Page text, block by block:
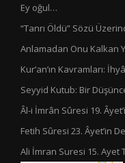
Ey oğul…
“Tanrı Öldü” Sözü
Anlamadan Onu Kalkan
Kur’an’ın Kavramları:
Seyyid Kutub: Bir
Âl-i İmrân Sûresi 19.
Fetih Sûresi 23. Âyet’in
Ali İmran Suresi 15. Ayet